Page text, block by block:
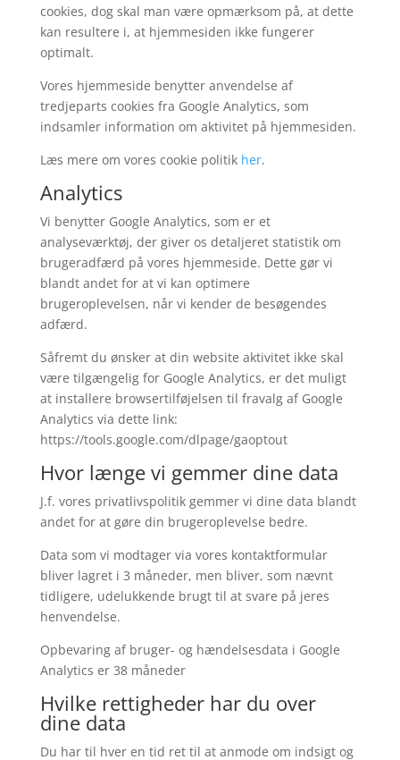
cookies, dog skal man være opmærksom på, at dette
kan resultere i, at hjemmesiden ikke fungerer
optimalt.
Vores hjemmeside benytter anvendelse af
tredjeparts cookies fra Google Analytics, som
indsamler information om aktivitet på hjemmesiden.
Læs mere om vores cookie politik her.
Analytics
Vi benytter Google Analytics, som er et
analyseværktøj, der giver os detaljeret statistik om
brugeradfærd på vores hjemmeside. Dette gør vi
blandt andet for at vi kan optimere
brugeroplevelsen, når vi kender de besøgendes
adfærd.
Såfremt du ønsker at din website aktivitet ikke skal
være tilgængelig for Google Analytics, er det muligt
at installere browsertilføjelsen til fravalg af Google
Analytics via dette link:
https://tools.google.com/dlpage/gaoptout
Hvor længe vi gemmer dine data
J.f. vores privatlivspolitik gemmer vi dine data blandt
andet for at gøre din brugeroplevelse bedre.
Data som vi modtager via vores kontaktformular
bliver lagret i 3 måneder, men bliver, som nævnt
tidligere, udelukkende brugt til at svare på jeres
henvendelse.
Opbevaring af bruger- og hændelsesdata i Google
Analytics er 38 måneder
Hvilke rettigheder har du over
dine data
Du har til hver en tid ret til at anmode om indsigt og